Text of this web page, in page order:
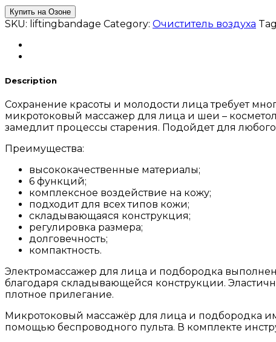
Купить на Озоне
SKU: liftingbandage Category: Очиститель воздуха
Description
Сохранение красоты и молодости лица требует
микротоковый массажер для лица и шеи –
замедлит процессы старения. Подойдет для
Преимущества:
высококачественные материалы;
6 функций;
комплексное воздействие на кожу;
подходит для всех типов кожи;
складывающаяся конструкция;
регулировка размера;
долговечность;
компактность.
Электромассажер для лица и подбородка выполнен
благодаря складывающейся конструкции.
плотное прилегание.
Микротоковый массажёр для лица и подбородка
помощью беспроводного пульта. В комплекте